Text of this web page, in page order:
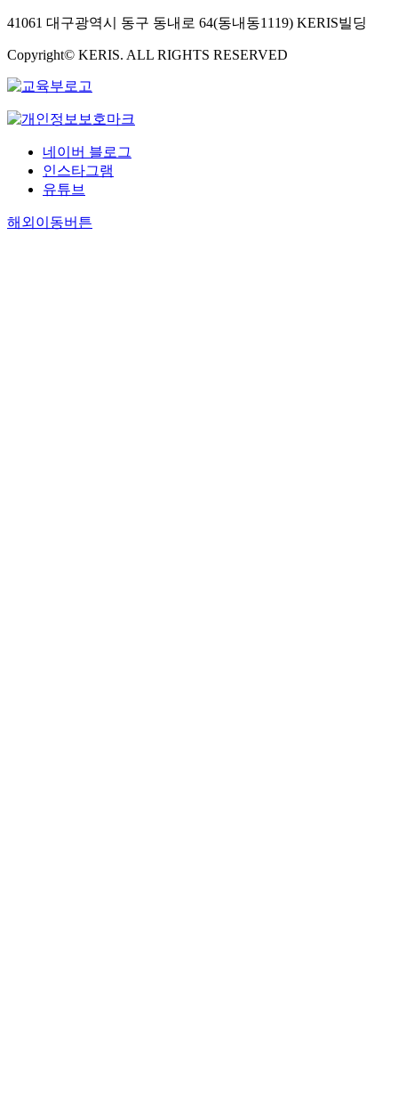
41061 대구광역시 동구 동내로 64(동내동1119) KERIS빌딩
Copyright© KERIS. ALL RIGHTS RESERVED
네이버 블로그
인스타그램
유튜브
해외이동버튼